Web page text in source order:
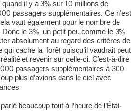
il y a 3% sur 10 millions de
passagers supplémentaires. Ce n’est
vaut également pour le nombre de
le 3%, un petit peu comme le 3%
absolument au regard des critères de
qui cache la forêt puisqu’il vaudrait peut
et revenir sur celle-ci. C’est-à-dire
passagers supplémentaires à 300
plus d’avions dans le ciel avec
beaucoup tout à l’heure de l’État-